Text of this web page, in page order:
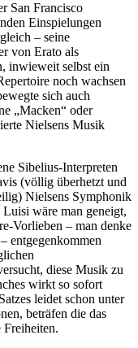
San Francisco
Einspielungen
– seine
von Erato als
inwieweit selbst ein
noch wachsen
sich auch
„Macken“ oder
Nielsens Musik
Sibelius-Interpreten
(völlig überhetzt und
Nielsens Symphonik
wäre man geneigt,
Vorlieben – man denke
entgegenkommen
diese Musik zu
wirkt so sofort
leidet schon unter
beträfen die das